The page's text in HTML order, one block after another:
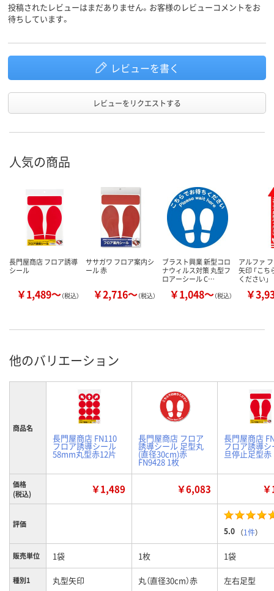
投稿されたレビューはまだありません。お客様のレビューコメントをお
待ちしています。
レビューを書く
レビューをリクエストする
人気の商品
長門屋商店 フロア誘導
シール
￥1,489～（税込）
ササガワ フロア案内シ
ール 赤
￥2,716～（税込）
ブラスト興業 新型コロ
ナウィルス対策 丸型フ
ロアーシール C…
￥1,048～（税込）
アルファ
矢印 「こ
ください」
￥
他のバリエーション
商品名
長門屋商店 FN110
フロア誘導シール
58mm丸型赤12片
長門屋商店 フロア
誘導シール 足型丸
(直径30cm)赤
FN9428 1枚
長門屋商店
フロア誘導
旦停止足型赤
価格
(税込)
￥1,489 ￥6,083
評価
5.0 （1件）
販売単位 1袋 1枚 1袋
種別1 丸型矢印 丸（直径30cm）赤 左右足型